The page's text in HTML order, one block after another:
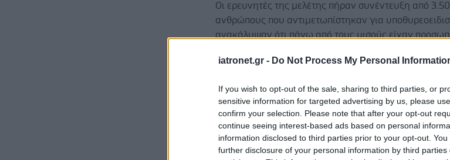
iatronet.gr - Do Not Process My Personal
If you wish to opt-out of the sale, sharing to third parties, or
sensitive information for targeted advertising by us, please
confirm your selection. Please note that after your opt-out
continue seeing interest-based ads based on personal
information disclosed to third parties prior to your opt-out.
further disclosure of your personal information by third parties
Οι ερευνητές της μελέτης πήραν συνέντευξη από
ανθρώπους που αντιμετωπίστηκαν για
ανακάλυψαν ότι πάνω από τους μισούς είχαν
την ποιότητα ποιότητας ζωής τους και γιατί ορισμένοι
Οι ερευνητές επιβεβαίωσαν ότι ορισμένοι ασθενείς